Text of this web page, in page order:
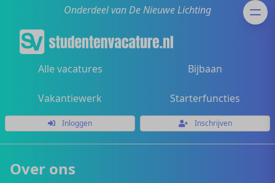
Onderdeel van De Nieuwe Lichting
Alle vacatures Bijbaan
Vakantiewerk Starterfuncties
Inloggen Inschrijven
Over ons